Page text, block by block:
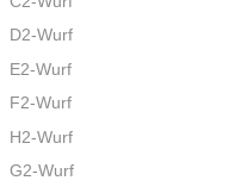
D2-Wurf
E2-Wurf
F2-Wurf
H2-Wurf
G2-Wurf